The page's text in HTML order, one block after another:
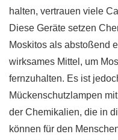
halten, vertrauen viele
Diese Geräte setzen
Moskitos als abstoßend
wirksames Mittel, um
fernzuhalten. Es ist
Mückenschutzlampen
der Chemikalien, die in
können für den